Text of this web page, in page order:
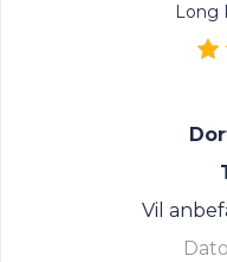
Long
Vil